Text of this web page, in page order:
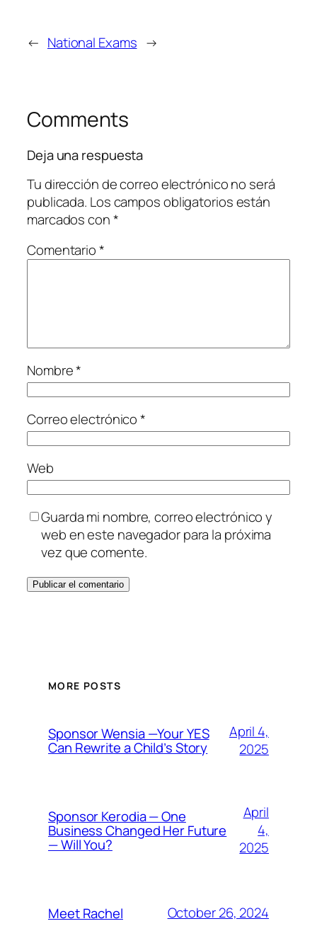
← National Exams →
Comments
Deja una respuesta
Tu dirección de correo electrónico no será
publicada. Los campos obligatorios están
marcados con*
Comentario*
Nombre*
Correo electrónico*
Web
Guarda mi nombre, correo electrónico y
web en este navegador para la próxima
vez que comente.
MORE POSTS
Sponsor Wensia —Your YES
Can Rewrite a Child’s Story
April 4,
2025
Sponsor Kerodia — One
Business Changed Her Future
— Will You?
April
4,
2025
Meet Rachel October 26, 2024